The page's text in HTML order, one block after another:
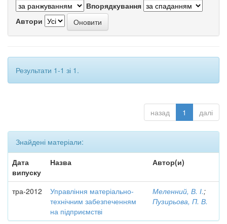
Впорядкування
Автори
Результати 1-1 зі 1.
назад 1 далі
Знайдені матеріали:
Дата
випуску
Назва Автор(и)
тра-2012
Управління матеріально-
технічним забезпеченням
на підприємстві
Меленний, В. І.;
Пузирьова, П. В.